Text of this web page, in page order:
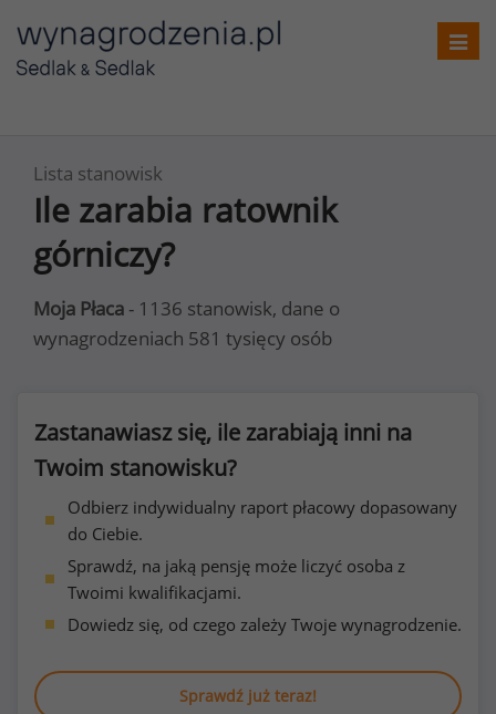
Lista stanowisk
Ile zarabia ratownik
górniczy?
Moja Płaca - 1136 stanowisk, dane o
wynagrodzeniach 581 tysięcy osób
Zastanawiasz się, ile zarabiają inni na
Twoim stanowisku?
Odbierz indywidualny raport płacowy dopasowany
do Ciebie.
Sprawdź, na jaką pensję może liczyć osoba z
Twoimi kwalifikacjami.
Dowiedz się, od czego zależy Twoje wynagrodzenie.
Sprawdź już teraz!